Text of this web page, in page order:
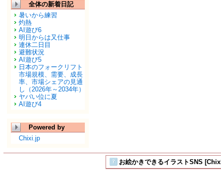
全体の新着日記
暑いから練習
灼熱
AI遊び6
明日からは又仕事
連休二日目
避難状況
AI遊び5
日本のフォークリフト
市場規模、需要、成長
率、市場シェアの見通
し（2026年～2034年）
ヤバい位に夏
AI遊び4
Powered by
Chixi.jp
お絵かきできるイラストSNS